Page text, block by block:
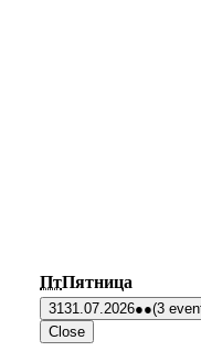
ПтПятница
3131.07.2026●●(3
Close